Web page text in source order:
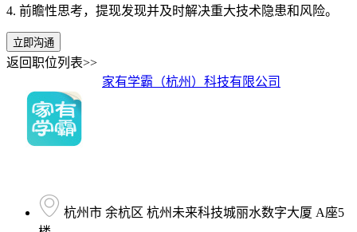
4. 前瞻性思考，提现发现并及时解决重大技术隐患和风险。
立即沟通
返回职位列表>>
家有学霸（杭州）科技有限公司
杭州市 余杭区 杭州未来科技城丽水数字大厦 A座5